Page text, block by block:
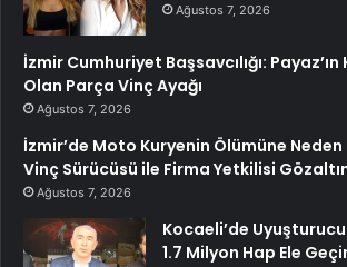
Ağustos 7, 2026
İzmir Cumhuriyet Başsavcılığı:
Olan Parça Vinç Ayağı
Ağustos 7, 2026
İzmir’de Moto Kuryenin Ölümüne
Vinç Sürücüsü ile Firma Yetkilisi
Ağustos 7, 2026
Kocaeli’de
1.7 Milyon Hap Ele